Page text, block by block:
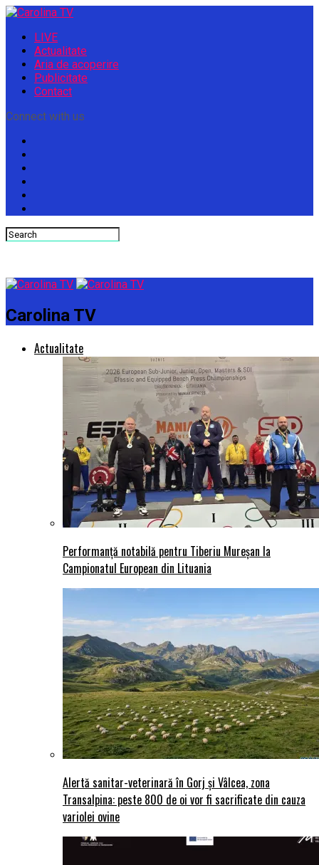
LIVE
Actualitate
Aria de acoperire
Publicitate
Contact
Connect with us
Carolina TV
Actualitate
Performanță notabilă pentru Tiberiu Mureșan la
Campionatul European din Lituania
Alertă sanitar-veterinară în Gorj și Vâlcea, zona
Transalpina: peste 800 de oi vor fi sacrificate din cauza
variolei ovine